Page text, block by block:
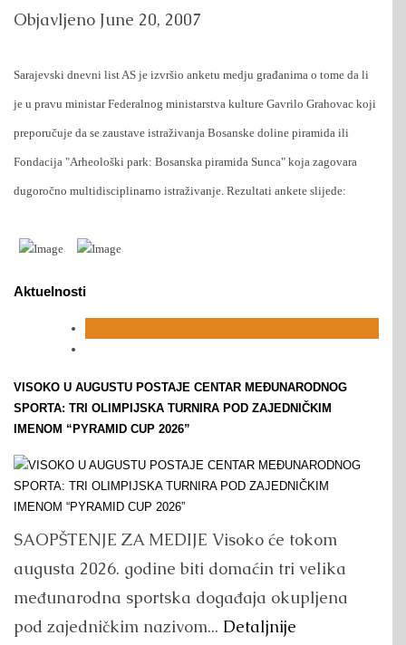
Objavljeno June 20, 2007
Sarajevski dnevni list AS je izvršio anketu medju građanima o tome da li
je u pravu ministar Federalnog ministarstva kulture Gavrilo Grahovac koji
preporučuje da se zaustave istraživanja Bosanske doline piramida ili
Fondacija "Arheološki park: Bosanska piramida Sunca" koja zagovara
dugoročno multidisciplinarno istraživanje. Rezultati ankete slijede:
Aktuelnosti
VISOKO U AUGUSTU POSTAJE CENTAR MEĐUNARODNOG
SPORTA: TRI OLIMPIJSKA TURNIRA POD ZAJEDNIČKIM
IMENOM “PYRAMID CUP 2026”
SAOPŠTENJE ZA MEDIJE Visoko će tokom
augusta 2026. godine biti domaćin tri velika
međunarodna sportska događaja okupljena
pod zajedničkim nazivom... Detaljnije